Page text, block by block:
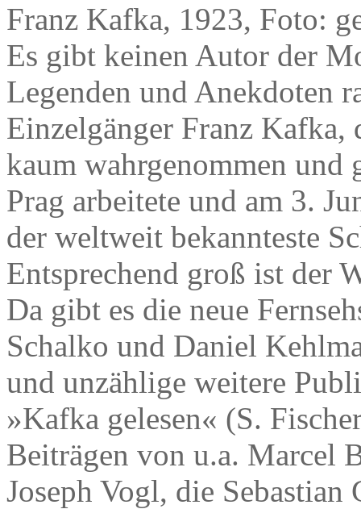
Franz Kafka, 1923, Foto:
Es gibt keinen Autor der
Legenden und Anekdoten
Einzelgänger Franz Kafka,
kaum wahrgenommen und
Prag arbeitete und am 3.
der weltweit bekannteste
Entsprechend groß ist der
Da gibt es die neue
Schalko und Daniel
und unzählige weitere
»Kafka gelesen« (S.
Beiträgen von u.a. Marcel
Joseph Vogl, die Sebastian